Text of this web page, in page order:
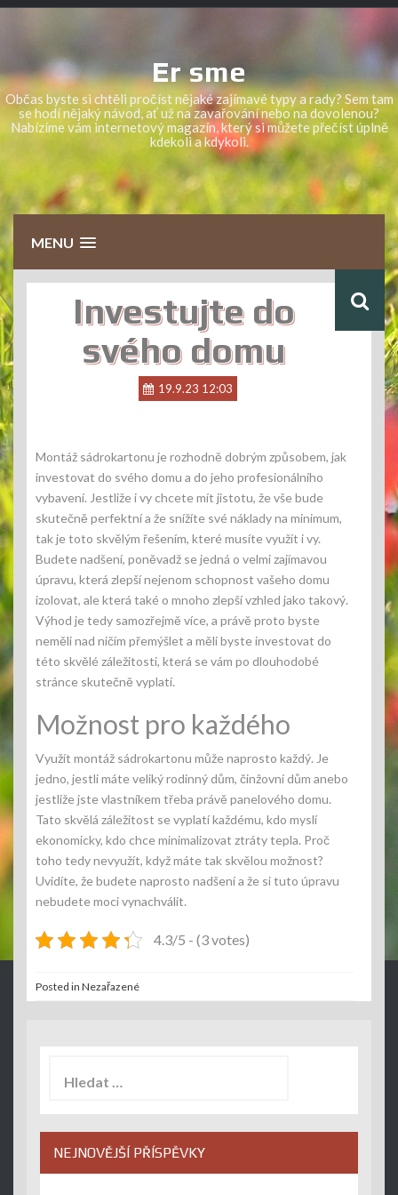
Skip
Er sme
Občas byste si chtěli pročíst nějaké zajímavé typy a rady? Sem tam
se hodí nějaký návod, ať už na zavařování nebo na dovolenou?
Nabízíme vám internetový magazín, který si můžete přečíst úplně
kdekoli a kdykoli.
MENU
Investujte do
svého domu
19.9.23 12:03
Montáž sádrokartonu je rozhodně dobrým způsobem, jak
investovat do svého domu a do jeho profesionálního
vybavení. Jestliže i vy chcete mít jistotu, že vše bude
skutečně perfektní a že snížíte své náklady na minimum,
tak je toto skvělým řešením, které musíte využít i vy.
Budete nadšení, poněvadž se jedná o velmi zajímavou
úpravu, která zlepší nejenom schopnost vašeho domu
izolovat, ale která také o mnoho zlepší vzhled jako takový.
Výhod je tedy samozřejmě více, a právě proto byste
neměli nad ničím přemýšlet a měli byste investovat do
této skvělé záležitosti, která se vám po dlouhodobé
stránce skutečně vyplatí.
Možnost pro každého
Využít montáž sádrokartonu může naprosto každý. Je
jedno, jestli máte veliký rodinný dům, činžovní dům anebo
jestliže jste vlastníkem třeba právě panelového domu.
Tato skvělá záležitost se vyplatí každému, kdo myslí
ekonomicky, kdo chce minimalizovat ztráty tepla. Proč
toho tedy nevyužít, když máte tak skvělou možnost?
Uvidíte, že budete naprosto nadšení a že si tuto úpravu
nebudete moci vynachválit.
4.3/5 - (3 votes)
Posted in Nezařazené
NEJNOVĚJŠÍ PŘÍSPĚVKY